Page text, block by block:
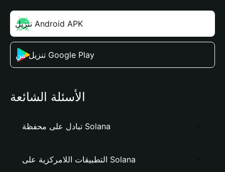
تنزيل Android APK
تنزيل من Google Play
الأسئلة الشائعة
تبادل على محفظة Solana
التطبيقات اللامركزية على Solana